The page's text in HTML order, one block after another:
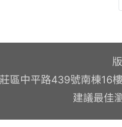
區中平路439號南棟
建議最佳